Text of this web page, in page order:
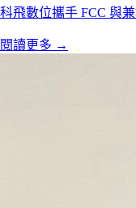
科飛數位攜手 FCC 與
閱讀更多 →